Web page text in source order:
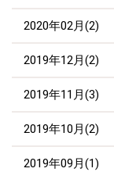
2020年02月(2)
2019年12月(2)
2019年11月(3)
2019年10月(2)
2019年09月(1)